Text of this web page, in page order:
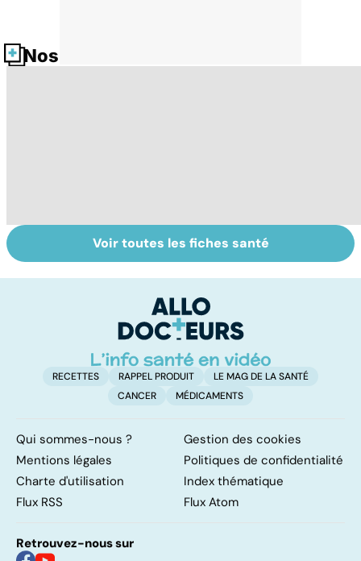
Nos fiches santé
L'avortement :
quels délais,
Femmes :
comment
Voir toutes les fiches santé
RECETTES RAPPEL PRODUIT
LE MAG DE LA SANTÉ
CANCER
MÉDICAMENTS
Qui sommes-nous ?
Gestion des cookies
Mentions légales
Politiques de confidentialité
Charte d'utilisation
Index thématique
Flux RSS
Flux Atom
Retrouvez-nous sur